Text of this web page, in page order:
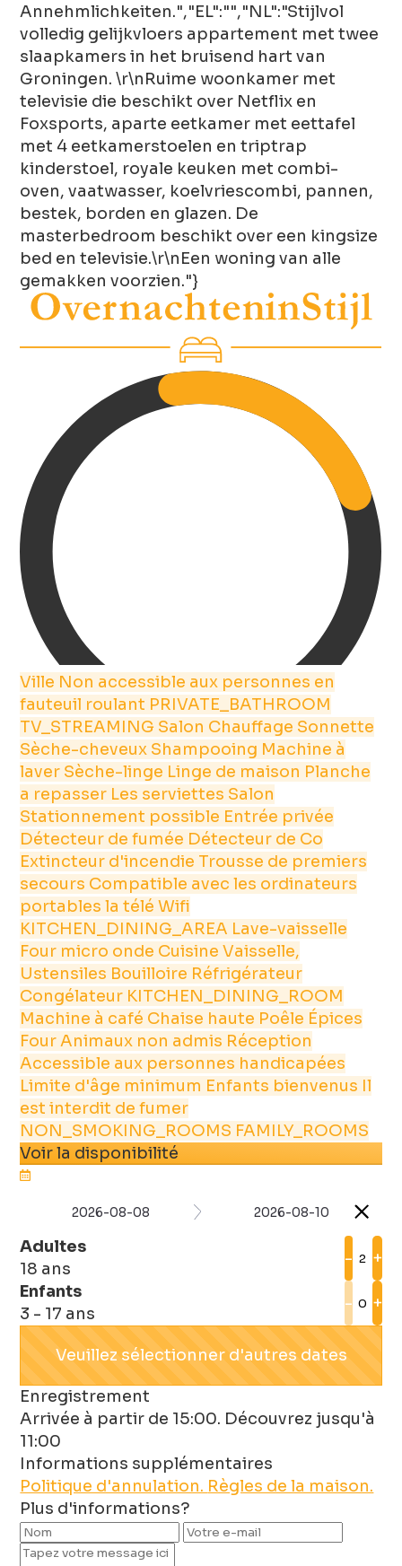
Annehmlichkeiten.","EL":"","NL":"Stijlvol
volledig gelijkvloers appartement met twee
slaapkamers in het bruisend hart van
Groningen. \r\nRuime woonkamer met
televisie die beschikt over Netflix en
Foxsports, aparte eetkamer met eettafel
met 4 eetkamerstoelen en triptrap
kinderstoel, royale keuken met combi-
oven, vaatwasser, koelvriescombi, pannen,
bestek, borden en glazen. De
masterbedroom beschikt over een kingsize
bed en televisie.\r\nEen woning van alle
gemakken voorzien."}
Ville Non accessible aux personnes en
fauteuil roulant PRIVATE_BATHROOM
TV_STREAMING Salon Chauffage Sonnette
Sèche-cheveux Shampooing Machine à
laver Sèche-linge Linge de maison Planche
a repasser Les serviettes Salon
Stationnement possible Entrée privée
Détecteur de fumée Détecteur de Co
Extincteur d'incendie Trousse de premiers
secours Compatible avec les ordinateurs
portablesla téléWifi
KITCHEN_DINING_AREA Lave-vaisselle
Four micro onde CuisineVaisselle,
Ustensiles Bouilloire Réfrigérateur
Congélateur KITCHEN_DINING_ROOM
Machine à café Chaise haute Poêle Épices
FourAnimaux non admis Réception
Accessible aux personnes handicapées
Limite d'âge minimum Enfants bienvenus Il
est interdit de fumer
NON_SMOKING_ROOMS FAMILY_ROOMS
Voir la disponibilité
2026-08-08 2026-08-10
Adultes
18 ans
-
+
Enfants
3 - 17 ans
- +
Veuillez sélectionner d'autres dates
Enregistrement
Arrivée à partir de 15:00. Découvrez jusqu'à
11:00
Informations supplémentaires
Politique d'annulation. Règles de la maison.
Plus d'informations?